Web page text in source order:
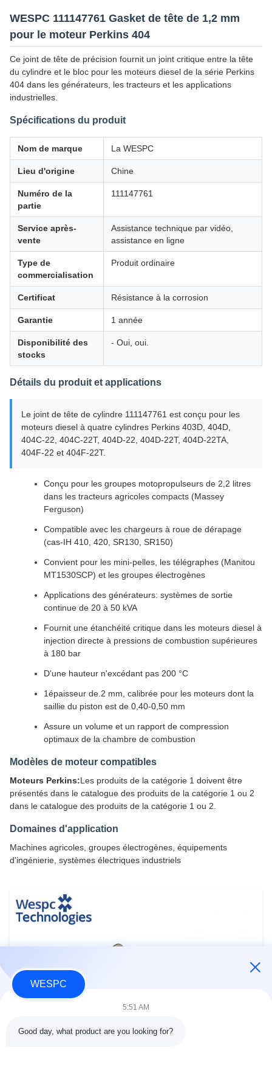
WESPC 111147761 Gasket de tête de 1,2 mm
pour le moteur Perkins 404
Ce joint de tête de précision fournit un joint critique entre la tête
du cylindre et le bloc pour les moteurs diesel de la série Perkins
404 dans les générateurs, les tracteurs et les applications
industrielles.
Spécifications du produit
Nom de marque La WESPC
Lieu d'origine Chine
Numéro de la
partie
111147761
Service après-
vente
Assistance technique par vidéo,
assistance en ligne
Type de
commercialisation
Produit ordinaire
Certificat Résistance à la corrosion
Garantie 1 année
Disponibilité des
stocks
- Oui, oui.
Détails du produit et applications
Le joint de tête de cylindre 111147761 est conçu pour les
moteurs diesel à quatre cylindres Perkins 403D, 404D,
404C-22, 404C-22T, 404D-22, 404D-22T, 404D-22TA,
404F-22 et 404F-22T.
Conçu pour les groupes motopropulseurs de 2,2 litres
dans les tracteurs agricoles compacts (Massey
Ferguson)
Compatible avec les chargeurs à roue de dérapage
(cas-IH 410, 420, SR130, SR150)
Convient pour les mini-pelles, les télégraphes (Manitou
MT1530SCP) et les groupes électrogènes
Applications des générateurs: systèmes de sortie
continue de 20 à 50 kVA
Fournit une étanchéité critique dans les moteurs diesel à
injection directe à pressions de combustion supérieures
à 180 bar
D'une hauteur n'excédant pas 200 °C
1épaisseur de.2 mm, calibrée pour les moteurs dont la
saillie du piston est de 0,40-0,50 mm
Assure un volume et un rapport de compression
optimaux de la chambre de combustion
Modèles de moteur compatibles
Moteurs Perkins:Les produits de la catégorie 1 doivent être
présentés dans le catalogue des produits de la catégorie 1 ou 2
dans le catalogue des produits de la catégorie 1 ou 2.
Domaines d'application
Machines agricoles, groupes électrogènes, équipements
d'ingénierie, systèmes électriques industriels
WESPC
5:51 AM
Good day, what product are you looking for?